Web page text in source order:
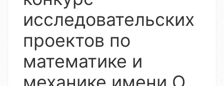
исследовательских
проектов по
математике и